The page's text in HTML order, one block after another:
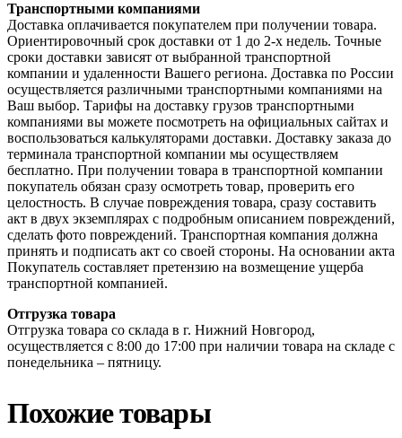
Транспортными компаниями
Доставка оплачивается покупателем при получении товара.
Ориентировочный срок доставки от 1 до 2-х недель. Точные
сроки доставки зависят от выбранной транспортной
компании и удаленности Вашего региона. Доставка по России
осуществляется различными транспортными компаниями на
Ваш выбор. Тарифы на доставку грузов транспортными
компаниями вы можете посмотреть на официальных сайтах и
воспользоваться калькуляторами доставки. Доставку заказа до
терминала транспортной компании мы осуществляем
бесплатно. При получении товара в транспортной компании
покупатель обязан сразу осмотреть товар, проверить его
целостность. В случае повреждения товара, сразу составить
акт в двух экземплярах с подробным описанием повреждений,
сделать фото повреждений. Транспортная компания должна
принять и подписать акт со своей стороны. На основании акта
Покупатель составляет претензию на возмещение ущерба
транспортной компанией.
Отгрузка товара
Отгрузка товара со склада в г. Нижний Новгород,
осуществляется с 8:00 до 17:00 при наличии товара на складе с
понедельника – пятницу.
Похожие товары